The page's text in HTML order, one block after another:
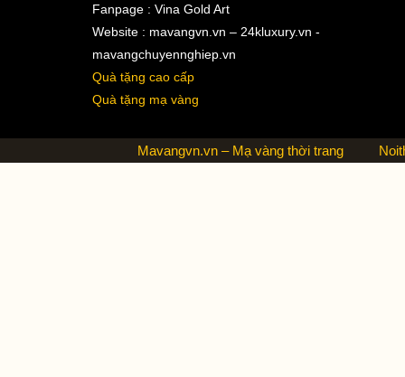
Fanpage : Vina Gold Art
Website : mavangvn.vn – 24kluxury.vn -
mavangchuyennghiep.vn
Quà tặng cao cấp
Quà tặng mạ vàng
Mavangvn.vn – Mạ vàng thời trang